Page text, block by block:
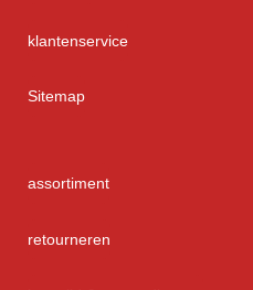
klantenservice
Sitemap
assortiment
retourneren